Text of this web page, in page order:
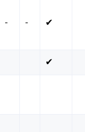
- - ✔
✔